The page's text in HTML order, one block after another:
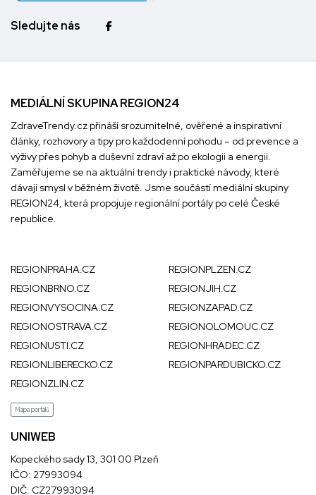
Sledujte nás
MEDIÁLNÍ SKUPINA REGION24
ZdraveTrendy.cz přináší srozumitelné, ověřené a inspirativní
články, rozhovory a tipy pro každodenní pohodu – od prevence a
výživy přes pohyb a duševní zdraví až po ekologii a energii.
Zaměřujeme se na aktuální trendy i praktické návody, které
dávají smysl v běžném životě. Jsme součástí mediální skupiny
REGION24, která propojuje regionální portály po celé České
republice.
REGIONPRAHA.CZ
REGIONPLZEN.CZ
REGIONBRNO.CZ
REGIONJIH.CZ
REGIONVYSOCINA.CZ
REGIONZAPAD.CZ
REGIONOSTRAVA.CZ
REGIONOLOMOUC.CZ
REGIONUSTI.CZ
REGIONHRADEC.CZ
REGIONLIBERECKO.CZ
REGIONPARDUBICKO.CZ
REGIONZLIN.CZ
Mapa portálů
UNIWEB
Kopeckého sady 13, 301 00 Plzeň
IČO: 27993094
DIČ: CZ27993094